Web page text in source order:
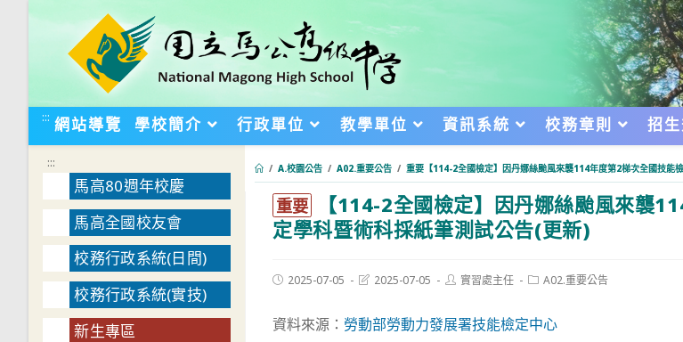
::: 網站導覽 學校簡介 行政單位 教學單位 資訊系統 校務章則 招
/ A.校園公告 / A02.重要公告 / 重要【114-2全國檢定】因丹娜絲颱風來襲114年度第2梯次全國技能
重要
【114-2全國檢定】因丹娜絲颱風來襲
定學科暨術科採紙筆測試公告(更新)
Post2025-07-05
Post2025-07-05
Post實習處主任
PostA02.重要公告
資料來源： 勞動部勞動力發展署技能檢定中心
:::
馬高80週年校慶
馬高全國校友會
校務行政系統(日間)
校務行政系統(實技)
新生專區